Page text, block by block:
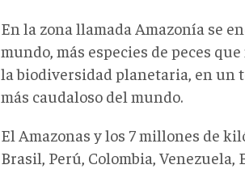
En la zona llamada Amazonía se
mundo, más especies de peces
la biodiversidad planetaria, en un
más caudaloso del mundo.
El Amazonas y los 7 millones de
Brasil, Perú, Colombia,